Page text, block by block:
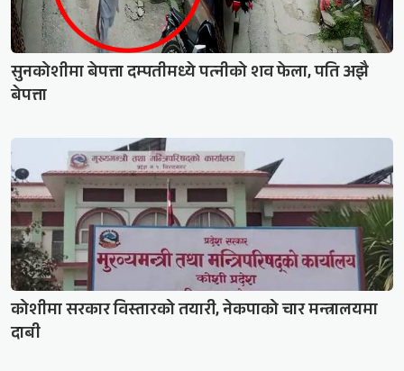
सुनकोशीमा बेपत्ता दम्पतीमध्ये पत्नीको शव फेला, पति अझै
बेपत्ता
कोशीमा सरकार विस्तारको तयारी, नेकपाको चार मन्त्रालयमा
दाबी